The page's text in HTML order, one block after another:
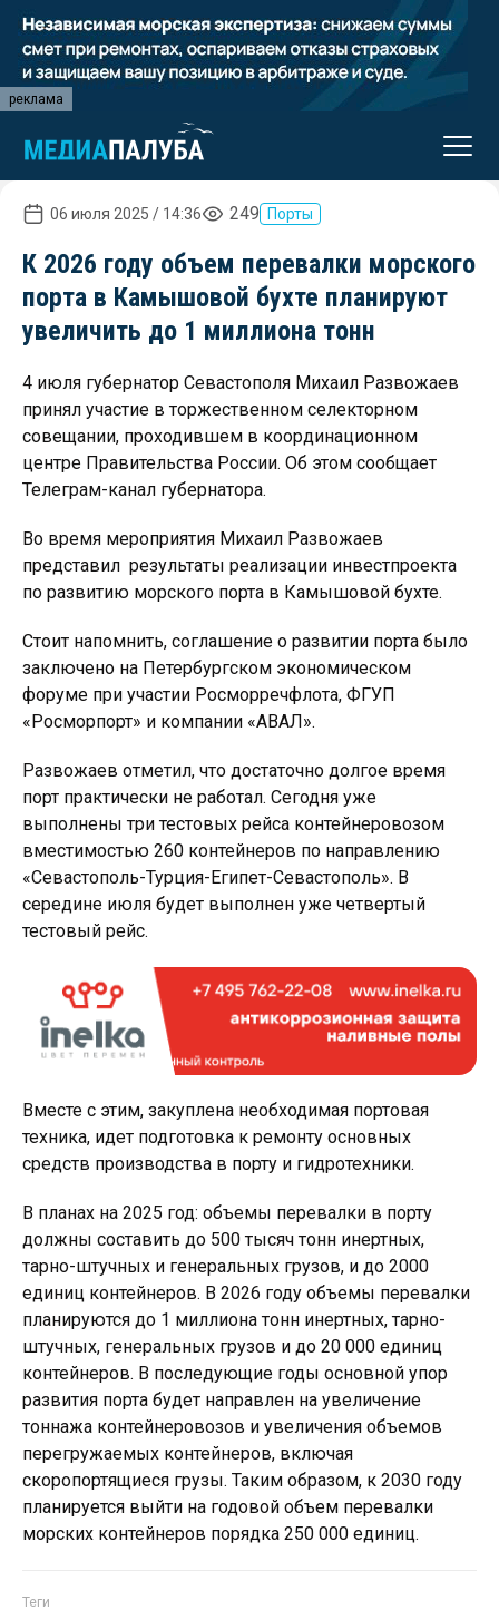
реклама
06 июля 2025 / 14:36 249 Порты
К 2026 году объем перевалки морского
порта в Камышовой бухте планируют
увеличить до 1 миллиона тонн
4 июля губернатор Севастополя Михаил Развожаев
принял участие в торжественном селекторном
совещании, проходившем в координационном
центре Правительства России. Об этом сообщает
Телеграм-канал губернатора.
Во время мероприятия Михаил Развожаев
представил результаты реализации инвестпроекта
по развитию морского порта в Камышовой бухте.
Стоит напомнить, соглашение о развитии порта было
заключено на Петербургском экономическом
форуме при участии Росморречфлота, ФГУП
«Росморпорт» и компании «АВАЛ».
Развожаев отметил, что достаточно долгое время
порт практически не работал. Сегодня уже
выполнены три тестовых рейса контейнеровозом
вместимостью 260 контейнеров по направлению
«Севастополь-Турция-Египет-Севастополь». В
середине июля будет выполнен уже четвертый
тестовый рейс.
Вместе с этим, закуплена необходимая портовая
техника, идет подготовка к ремонту основных
средств производства в порту и гидротехники.
В планах на 2025 год: объемы перевалки в порту
должны составить до 500 тысяч тонн инертных,
тарно-штучных и генеральных грузов, и до 2000
единиц контейнеров. В 2026 году объемы перевалки
планируются до 1 миллиона тонн инертных, тарно-
штучных, генеральных грузов и до 20 000 единиц
контейнеров. В последующие годы основной упор
развития порта будет направлен на увеличение
тоннажа контейнеровозов и увеличения объемов
перегружаемых контейнеров, включая
скоропортящиеся грузы. Таким образом, к 2030 году
планируется выйти на годовой объем перевалки
морских контейнеров порядка 250 000 единиц.
Теги